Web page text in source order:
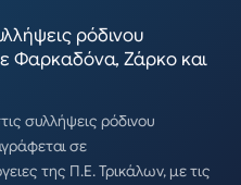
ρόδινου
Φαρκαδόνα, Ζάρκο και
συλλήψεις ρόδινου
σε
της Π.Ε. Τρικάλων, με τις